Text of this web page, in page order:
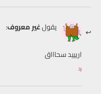
يقولغير معروف:
اريييد سحاااق
رد